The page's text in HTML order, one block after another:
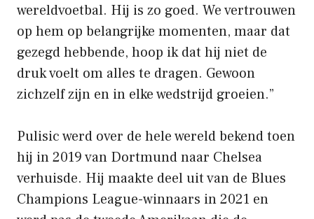
wereldvoetbal. Hij is zo goed. We vertrouwen
op hem op belangrijke momenten, maar dat
gezegd hebbende, hoop ik dat hij niet de
druk voelt om alles te dragen. Gewoon
zichzelf zijn en in elke wedstrijd groeien.”
Pulisic werd over de hele wereld bekend toen
hij in 2019 van Dortmund naar Chelsea
verhuisde. Hij maakte deel uit van de Blues
Champions League-winnaars in 2021 en